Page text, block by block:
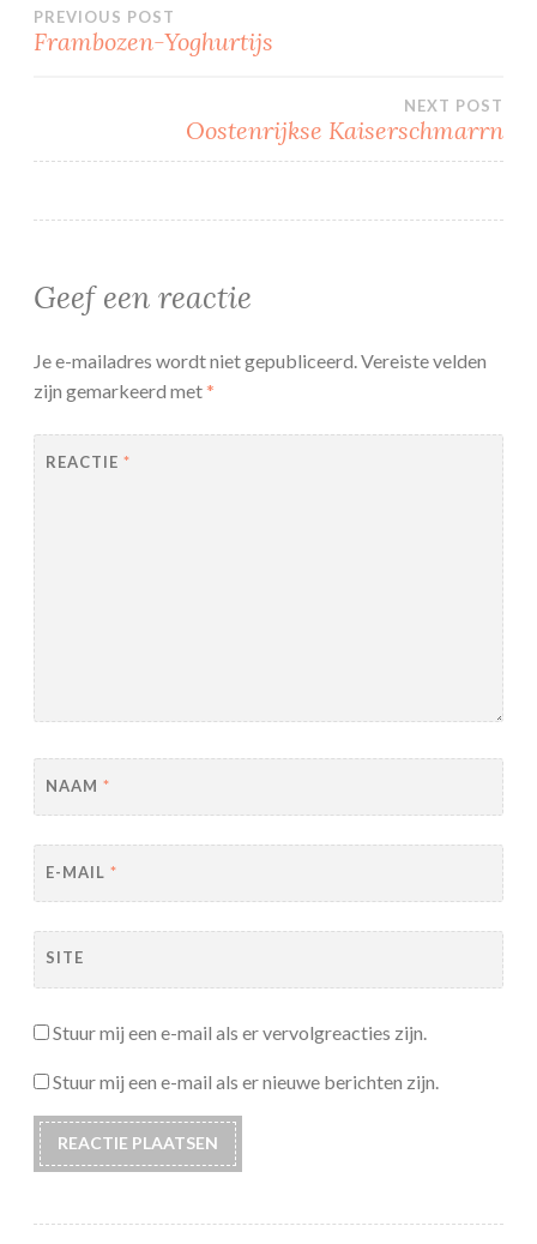
Bericht
PREVIOUS POST
Frambozen-Yoghurtijs
NEXT POST
Oostenrijkse Kaiserschmarrn
Geef een reactie
Je e-mailadres wordt niet gepubliceerd.Vereiste velden
zijn gemarkeerd met*
REACTIE *
NAAM *
E-MAIL *
SITE
Stuur mij een e-mail als er vervolgreacties zijn.
Stuur mij een e-mail als er nieuwe berichten zijn.